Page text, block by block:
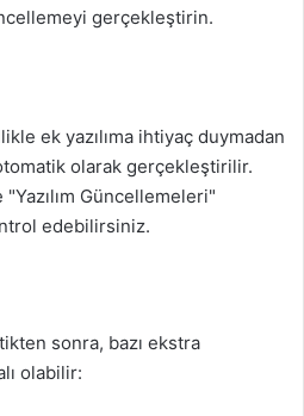
gerçekleştirin.
ek yazılıma ihtiyaç duymadan
olarak gerçekleştirilir.
Güncellemeleri"
edebilirsiniz.
sonra, bazı ekstra
olabilir: